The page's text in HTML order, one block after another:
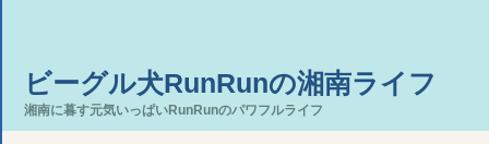
ビーグル犬RunRunの湘南ライフ
湘南に暮す元気いっぱいRunRunのパワフルライフ